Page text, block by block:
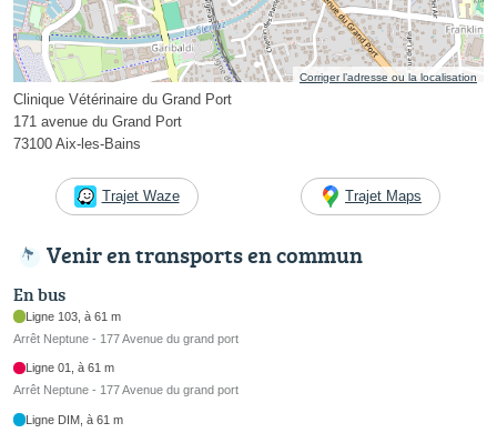
Corriger l’adresse ou la localisation
Clinique Vétérinaire du Grand Port
171 avenue du Grand Port
73100 Aix-les-Bains
Trajet Waze Trajet Maps
Venir en transports en commun
En bus
Ligne 103, à 61 m
Arrêt Neptune - 177 Avenue du grand port
Ligne 01, à 61 m
Arrêt Neptune - 177 Avenue du grand port
Ligne DIM, à 61 m